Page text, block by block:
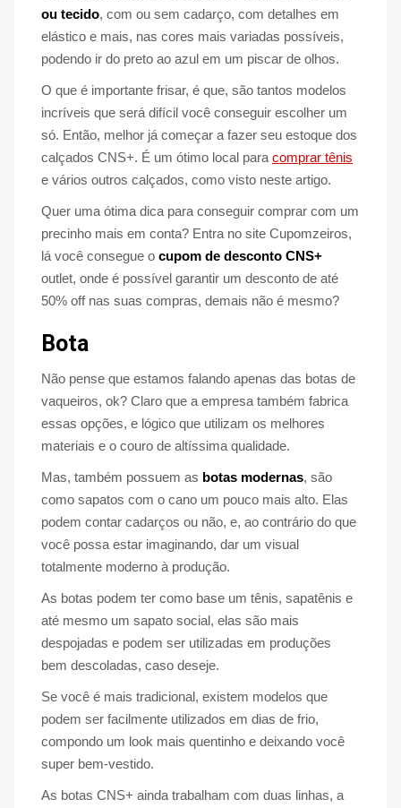
ou tecido, com ou sem cadarço, com detalhes em
elástico e mais, nas cores mais variadas possíveis,
podendo ir do preto ao azul em um piscar de olhos.
O que é importante frisar, é que, são tantos modelos
incríveis que será difícil você conseguir escolher um
só. Então, melhor já começar a fazer seu estoque dos
calçados CNS+. É um ótimo local para comprar tênis
e vários outros calçados, como visto neste artigo.
Quer uma ótima dica para conseguir comprar com um
precinho mais em conta? Entra no site Cupomzeiros,
lá você consegue o cupom de desconto CNS+
outlet, onde é possível garantir um desconto de até
50% off nas suas compras, demais não é mesmo?
Bota
Não pense que estamos falando apenas das botas de
vaqueiros, ok? Claro que a empresa também fabrica
essas opções, e lógico que utilizam os melhores
materiais e o couro de altíssima qualidade.
Mas, também possuem as botas modernas, são
como sapatos com o cano um pouco mais alto. Elas
podem contar cadarços ou não, e, ao contrário do que
você possa estar imaginando, dar um visual
totalmente moderno à produção.
As botas podem ter como base um tênis, sapatênis e
até mesmo um sapato social, elas são mais
despojadas e podem ser utilizadas em produções
bem descoladas, caso deseje.
Se você é mais tradicional, existem modelos que
podem ser facilmente utilizados em dias de frio,
compondo um look mais quentinho e deixando você
super bem-vestido.
As botas CNS+ ainda trabalham com duas linhas, a